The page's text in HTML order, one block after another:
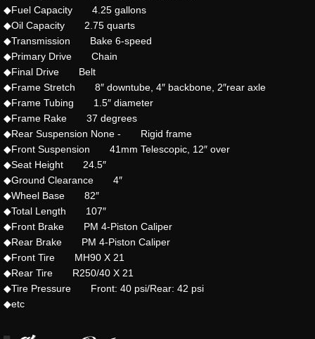
◆Fuel Capacity 4.25 gallons
◆Oil Capacity 2.75 quarts
◆Transmission Bake 6-speed
◆Primary Drive Chain
◆Final Drive Belt
◆Frame Stretch 8″ downtube, 4″ backbone, 2″rear axle
◆Frame Tubing 1.5″ diameter
◆Frame Rake 37 degrees
◆Rear Suspension None - Rigid frame
◆Front Suspension 41mm Telescopic, 12″ over
◆Seat Height 24.5″
◆Ground Clearance 4″
◆Wheel Base 82″
◆Total Length 107″
◆Front Brake PM 4-Piston Caliper
◆Rear Brake PM 4-Piston Caliper
◆Front Tire MH90 X 21
◆Rear Tire R250/40 X 21
◆Tire Pressure Front: 40 psi/Rear: 42 psi
◆etc